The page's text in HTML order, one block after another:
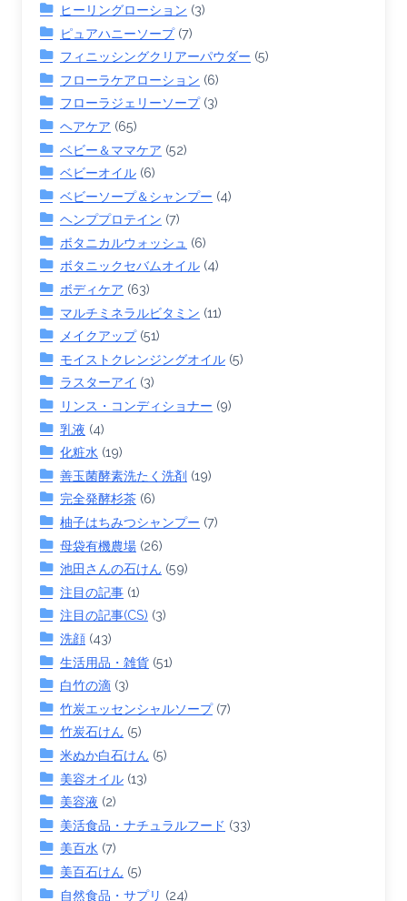
ヒーリングローション (3)
ピュアハニーソープ(7)
フィニッシングクリアーパウダー (5)
フローラケアローション (6)
フローラジェリーソープ(3)
ヘアケア (65)
ベビー＆ママケア (52)
ベビーオイル (6)
ベビーソープ＆シャンプー (4)
ヘンププロテイン (7)
ボタニカルウォッシュ (6)
ボタニックセバムオイル (4)
ボディケア (63)
マルチミネラルビタミン (11)
メイクアップ(51)
モイストクレンジングオイル (5)
ラスターアイ (3)
リンス・コンディショナー (9)
乳液 (4)
化粧水 (19)
善玉菌酵素洗たく洗剤 (19)
完全発酵杉茶 (6)
柚子はちみつシャンプー (7)
母袋有機農場 (26)
池田さんの石けん (59)
注目の記事 (1)
注目の記事(CS) (3)
洗顔 (43)
生活用品・雑貨 (51)
白竹の滴 (3)
竹炭エッセンシャルソープ(7)
竹炭石けん (5)
米ぬか白石けん (5)
美容オイル (13)
美容液 (2)
美活食品・ナチュラルフード (33)
美百水 (7)
美百石けん (5)
自然食品・サプリ (24)